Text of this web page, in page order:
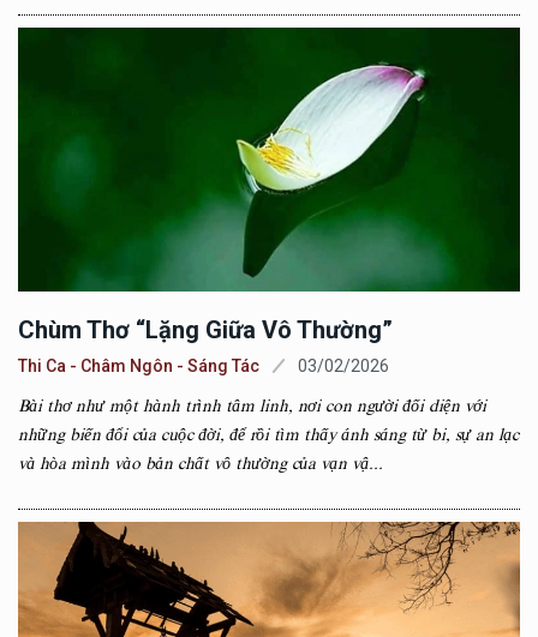
Chùm Thơ “Lặng Giữa Vô Thường”
Thi Ca - Châm Ngôn - Sáng Tác 03/02/2026
Bài thơ như một hành trình tâm linh, nơi con người đối diện với
những biến đổi của cuộc đời, để rồi tìm thấy ánh sáng từ bi, sự an lạc
và hòa mình vào bản chất vô thường của vạn vậ...